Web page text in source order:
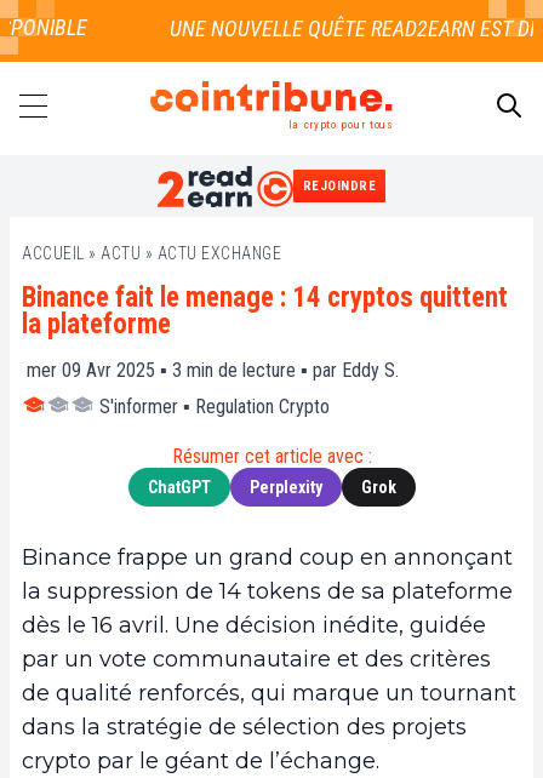
la crypto pour tous
REJOINDRE
ACCUEIL » ACTU » ACTU EXCHANGE
Binance fait le menage : 14 cryptos quittent
la plateforme
mer 09 Avr 2025 ▪ 3 min de lecture ▪ par Eddy S.
S'informer ▪ Regulation Crypto
Résumer cet article avec :
ChatGPT Perplexity Grok
Binance frappe un grand coup en annonçant
la suppression de 14 tokens de sa plateforme
dès le 16 avril. Une décision inédite, guidée
par un vote communautaire et des critères
de qualité renforcés, qui marque un tournant
dans la stratégie de sélection des projets
crypto par le géant de l’échange.